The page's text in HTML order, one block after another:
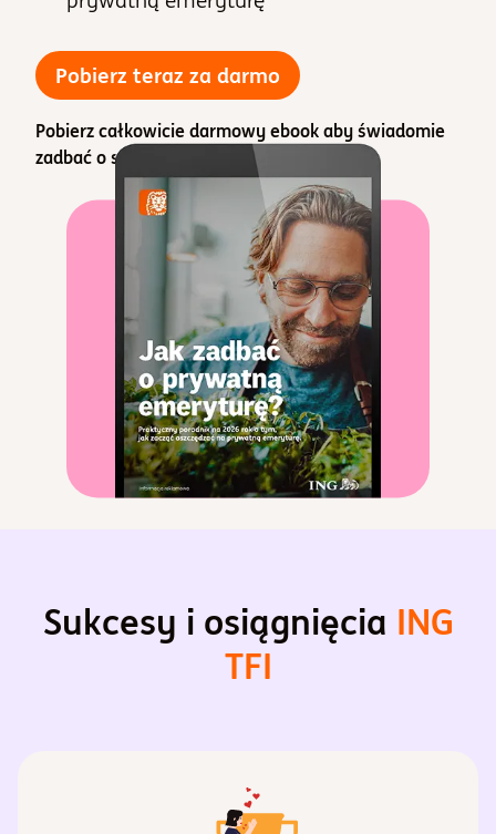
Pobierz teraz za darmo darmowy ebook
Pobierz całkowicie darmowy ebook aby świadomie
zadbać o swoją emeryturę!
Sukcesy i osiągnięcia ING
TFI